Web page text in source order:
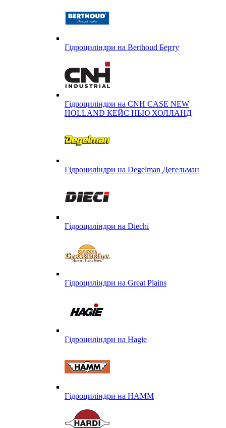
Гідроциліндри на Berthoud Берту
Гідроциліндри на CNH CASE NEW
HOLLAND КЕЙС НЬЮ ХОЛЛАНД
Гідроциліндри на Degelman Дегельман
Гідроциліндри на Diechi
Гідроциліндри на Great Plains
Гідроциліндри на Hagie
Гідроциліндри на HAMM